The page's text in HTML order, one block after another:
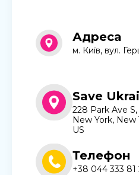
Адреса
м. Київ, вул.
Save
228 Park Ave
New York, New
US
Телефон
+38 044 333 81